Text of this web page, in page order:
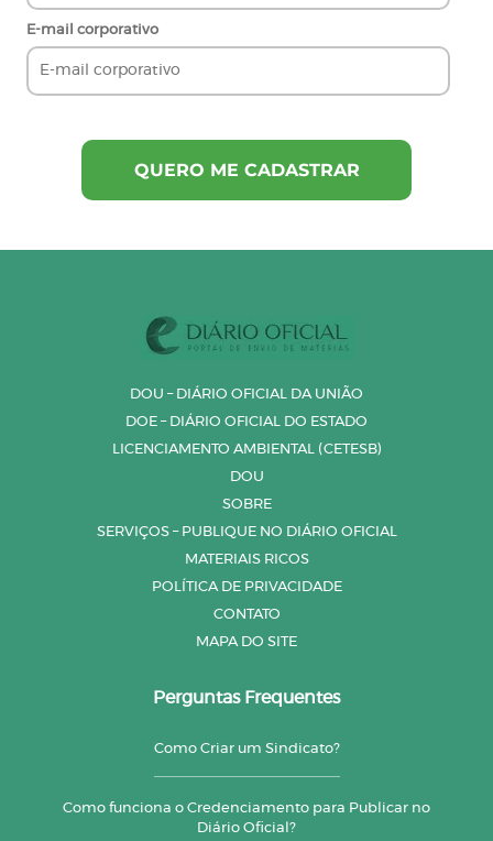
E-mail corporativo
DOU – DIÁRIO OFICIAL DA UNIÃO
DOE – DIÁRIO OFICIAL DO ESTADO
LICENCIAMENTO AMBIENTAL (CETESB)
DOU
SOBRE
SERVIÇOS – PUBLIQUE NO DIÁRIO OFICIAL
MATERIAIS RICOS
POLÍTICA DE PRIVACIDADE
CONTATO
MAPA DO SITE
Perguntas Frequentes
Como Criar um Sindicato?
Como funciona o Credenciamento para Publicar no
Diário Oficial?